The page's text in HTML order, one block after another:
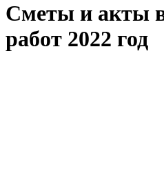
Сметы и акты
работ 2022 год